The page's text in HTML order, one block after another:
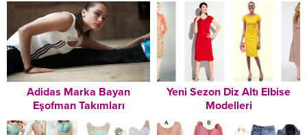
Adidas Marka Bayan
Eşofman Takımları
Yeni Sezon Diz Altı Elbise
Modelleri